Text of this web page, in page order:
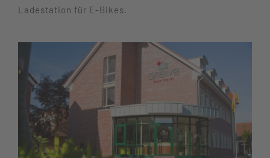
Ladestation für E-Bikes.